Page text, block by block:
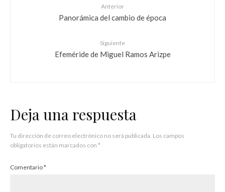
Anterior
Panorámica del cambio de época
Siguiente
Efeméride de Miguel Ramos Arizpe
Deja una respuesta
Tu dirección de correo electrónico no será publicada. Los campos
obligatorios están marcados con *
Comentario*